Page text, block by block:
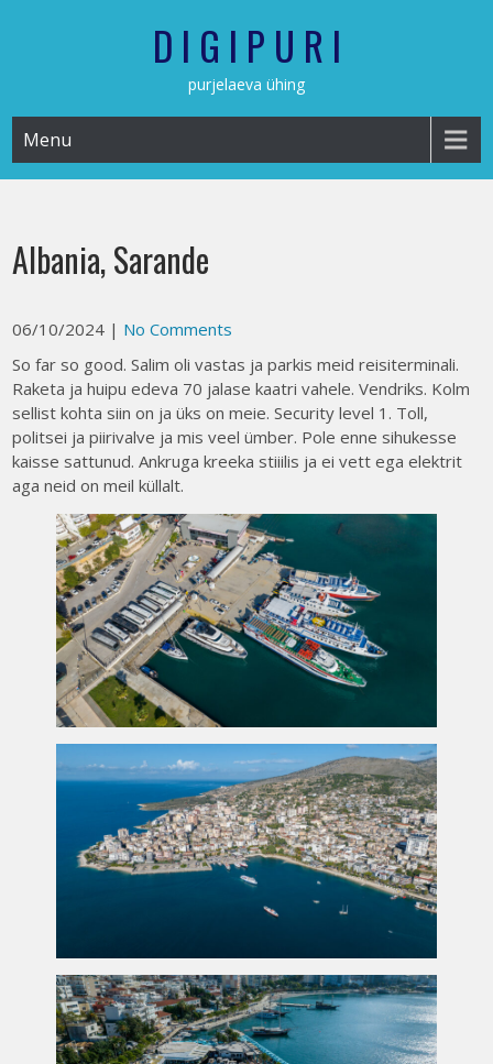
D I G I P U R I
purjelaeva ühing
Menu
Albania, Sarande
06/10/2024 | No Comments
So far so good. Salim oli vastas ja parkis meid reisiterminali.
Raketa ja huipu edeva 70 jalase kaatri vahele. Vendriks. Kolm
sellist kohta siin on ja üks on meie. Security level 1. Toll,
politsei ja piirivalve ja mis veel ümber. Pole enne sihukesse
kaisse sattunud. Ankruga kreeka stiiilis ja ei vett ega elektrit
aga neid on meil küllalt.